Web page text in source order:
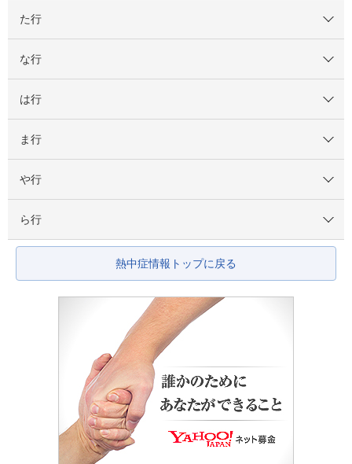
た行
な行
は行
ま行
や行
ら行
熱中症情報トップに戻る